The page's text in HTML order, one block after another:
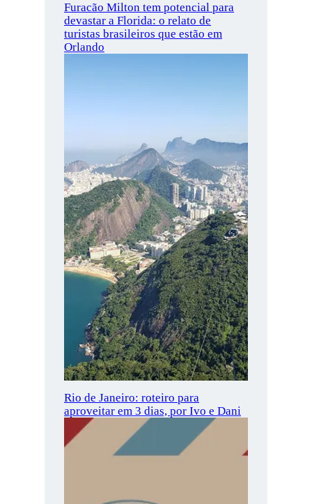
Furacão Milton tem potencial para
devastar a Florida: o relato de
turistas brasileiros que estão em
Orlando
Rio de Janeiro: roteiro para
aproveitar em 3 dias, por Ivo e Dani